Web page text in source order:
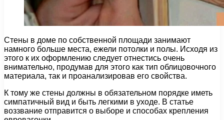
Стены в доме по собственной площади занимают
намного больше места, ежели потолки и полы. Исходя из
этого к их оформлению следует отнестись очень
внимательно, продумав для этого как тип облицовочного
материала, так и проанализировав его свойства.
К тому же стены должны в обязательном порядке иметь
симпатичный вид и быть легкими в уходе. В статье
воззвание отправится о выборе и способах крепления